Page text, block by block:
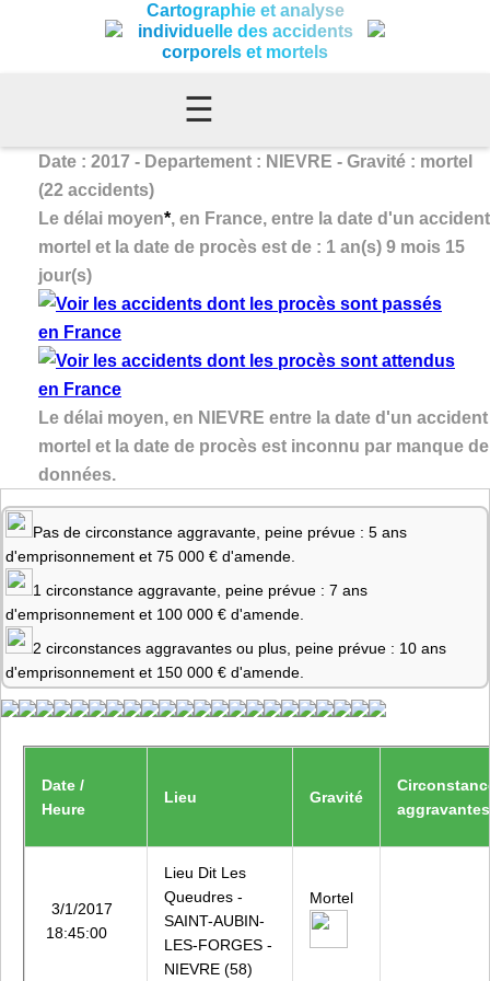
Cartographie et analyse
individuelle des accidents
corporels et mortels
☰
Date : 2017 - Departement : NIEVRE - Gravité : mortel
(22 accidents)
Le délai moyen*, en France, entre la date d'un accident
mortel et la date de procès est de : 1 an(s) 9 mois 15
jour(s)
Le délai moyen, en NIEVRE entre la date d'un accident
mortel et la date de procès est inconnu par manque de
données.
Pas de circonstance aggravante, peine prévue : 5 ans
d'emprisonnement et 75 000 € d'amende.
1 circonstance aggravante, peine prévue : 7 ans
d'emprisonnement et 100 000 € d'amende.
2 circonstances aggravantes ou plus, peine prévue : 10 ans
d'emprisonnement et 150 000 € d'amende.
Date /
Heure
Lieu Gravité
aggravantes
3/1/2017
18:45:00
Lieu Dit Les
Queudres -
SAINT-AUBIN-
LES-FORGES -
NIEVRE (58)
Mortel